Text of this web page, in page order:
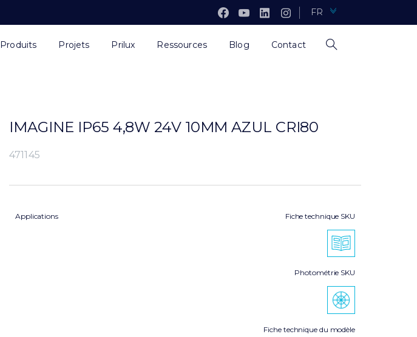
FR
Produits Projets Prilux Ressources Blog Contact
IMAGINE IP65 4,8W 24V 10MM AZUL CRI80
471145
Applications Fiche technique SKU
Photométrie SKU
Fiche technique du modèle